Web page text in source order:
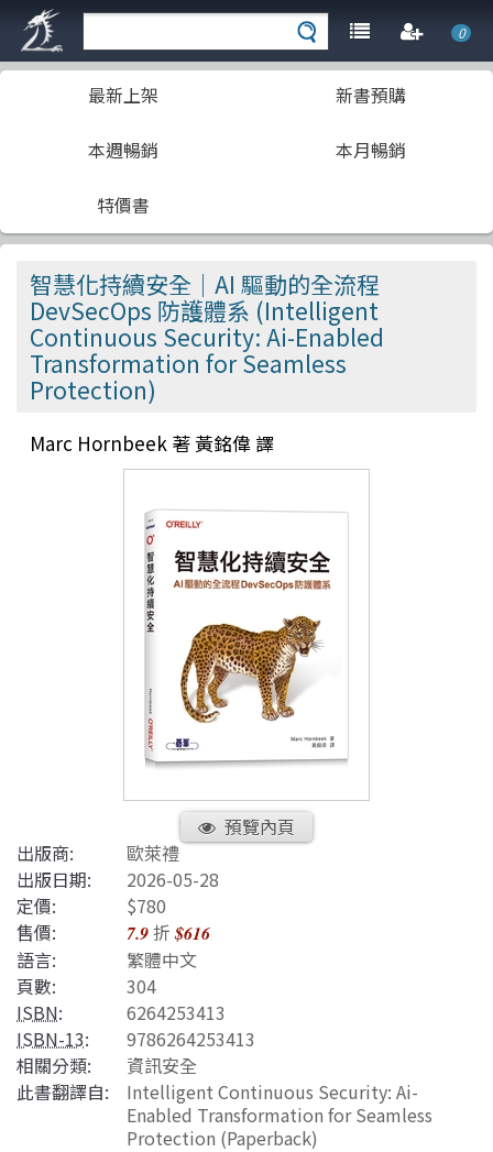
0
最新上架 新書預購
本週暢銷 本月暢銷
特價書
智慧化持續安全｜AI 驅動的全流程
DevSecOps 防護體系 (Intelligent
Continuous Security: Ai-Enabled
Transformation for Seamless
Protection)
Marc Hornbeek 著 黃銘偉 譯
預覽內頁
出版商:
歐萊禮
出版日期:
2026-05-28
定價:
$780
售價:
7.9折$616
語言:
繁體中文
頁數:
304
ISBN:
6264253413
ISBN-13:
9786264253413
相關分類:
資訊安全
此書翻譯自:
Intelligent Continuous Security: Ai-
Enabled Transformation for Seamless
Protection (Paperback)